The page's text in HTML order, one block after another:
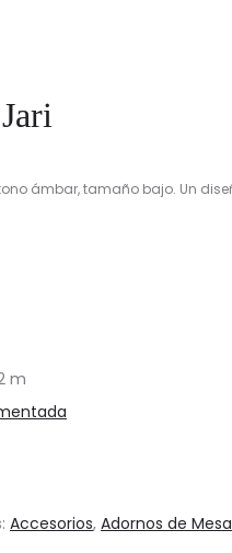
ámbar, tamaño bajo. Un
m
Accesorios, Adornos de Mesa